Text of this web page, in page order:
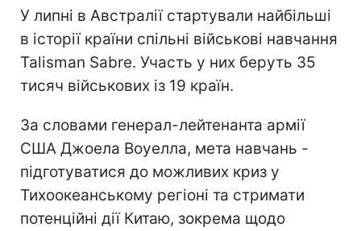
У липні в Австралії стартували найбільші
в історії країни спільні військові навчання
Talisman Sabre. Участь у них беруть 35
тисяч військових із 19 країн.
За словами генерал-лейтенанта армії
США Джоела Воуелла, мета навчань -
підготуватися до можливих криз у
Тихоокеанському регіоні та стримати
потенційні дії Китаю, зокрема щодо